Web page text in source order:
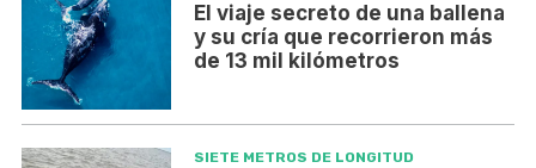
El viaje secreto de una ballena
y su cría que recorrieron más
de 13 mil kilómetros
SIETE METROS DE LONGITUD